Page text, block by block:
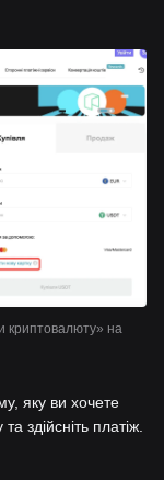
криптовалюту» на
яку ви хочете
здійсніть платіж.